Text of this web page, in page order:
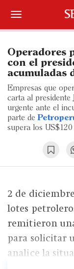
Iniciar sesión
Portada
¿Qué está
Sectores y
Management
Legal y
Eventos
Operadores
con el
acumuladas
Empresas que
carta al presidente
urgente ante el
parte de
supera los
2 de
lotes
remitieron
para solicitar
analice la